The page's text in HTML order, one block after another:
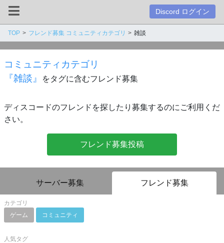
Discord ログイン
TOP フレンド募集 コミュニティカテゴリ 雑談
コミュニティカテゴリ
『雑談』
をタグに含むフレンド募集
ディスコードのフレンドを探したり募集するのにご利用くだ
さい。
フレンド募集投稿
サーバー募集 フレンド募集
カテゴリ
ゲーム
コミュニティ
人気タグ